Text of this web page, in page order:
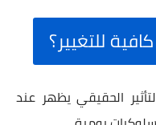
للتغيير؟
الحقيقي يظهر عند